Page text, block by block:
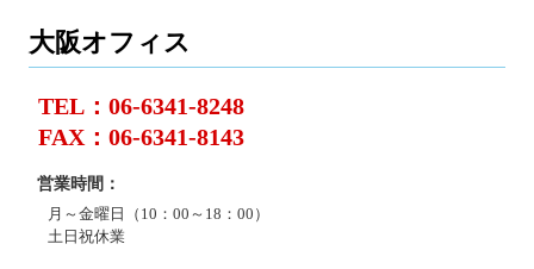
大阪オフィス
TEL：06-6341-8248
FAX：06-6341-8143
営業時間
月～金曜日（10：00～18：00）
土日祝休業